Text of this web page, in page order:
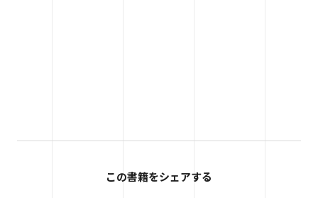
この書籍をシェアする